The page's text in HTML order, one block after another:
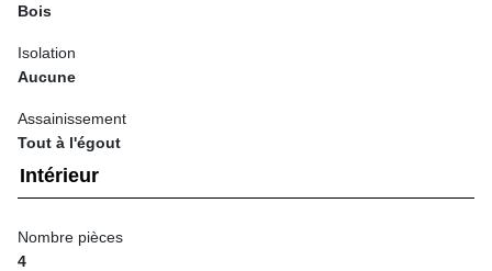
Bois
Isolation
Aucune
Assainissement
Tout à l'égout
Intérieur
Nombre pièces
4